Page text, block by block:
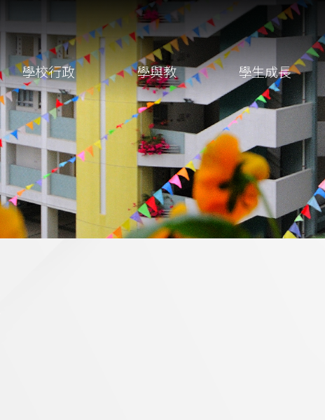
學校行政 學與教 學生成長